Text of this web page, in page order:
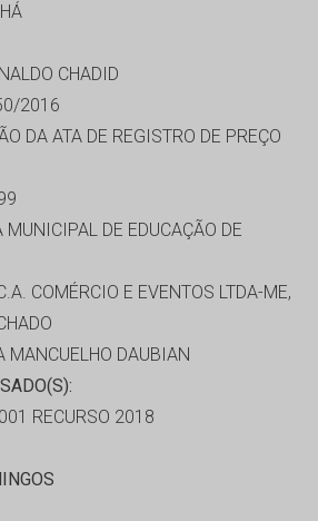
CHADID
2016
DA ATA DE REGISTRO DE PREÇO
MUNICIPAL DE EDUCAÇÃO DE
COMÉRCIO E EVENTOS LTDA-ME,
MANCUELHO DAUBIAN
RECURSO 2018